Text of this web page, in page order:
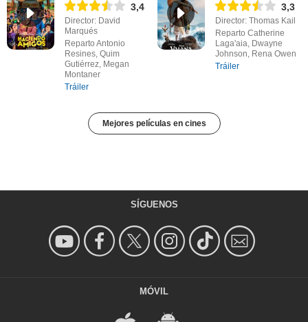
3,4
Director: David
Marqués
Reparto Antonio
Resines, Quim
Gutiérrez, Megan
Montaner
Tráiler
3,3
Director: Thomas Kail
Reparto Catherine
Laga'aia, Dwayne
Johnson, Rena Owen
Tráiler
Mejores películas en cines
SÍGUENOS
MÓVIL